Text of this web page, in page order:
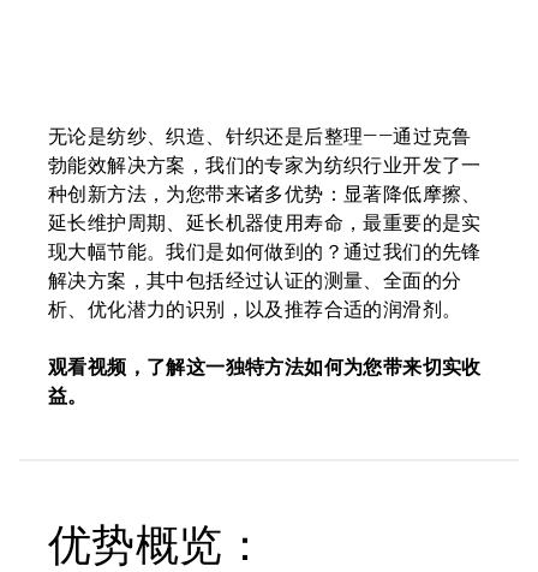
无论是纺纱、织造、针织还是后整理——通过克鲁
勃能效解决方案，我们的专家为纺织行业开发了一
种创新方法，为您带来诸多优势：显著降低摩擦、
延长维护周期、延长机器使用寿命，最重要的是实
现大幅节能。我们是如何做到的？通过我们的先锋
解决方案，其中包括经过认证的测量、全面的分
析、优化潜力的识别，以及推荐合适的润滑剂。
观看视频，了解这一独特方法如何为您带来切实收
益。
优势概览：